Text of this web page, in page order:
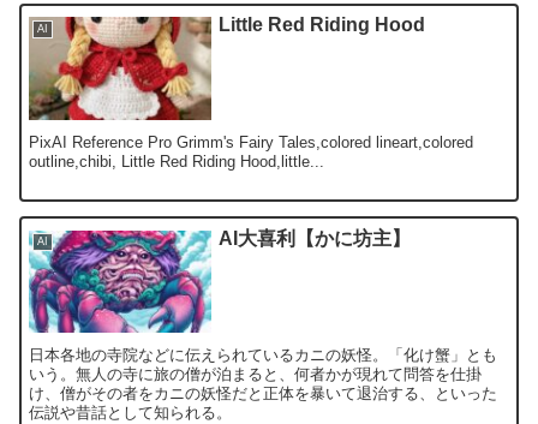
AI Little Red Riding Hood
PixAI Reference Pro Grimm's Fairy Tales,colored lineart,colored
outline,chibi, Little Red Riding Hood,little...
AI AI大喜利【かに坊主】
日本各地の寺院などに伝えられているカニの妖怪。「化け蟹」とも
いう。無人の寺に旅の僧が泊まると、何者かが現れて問答を仕掛
け、僧がその者をカニの妖怪だと正体を暴いて退治する、といった
伝説や昔話として知られる。